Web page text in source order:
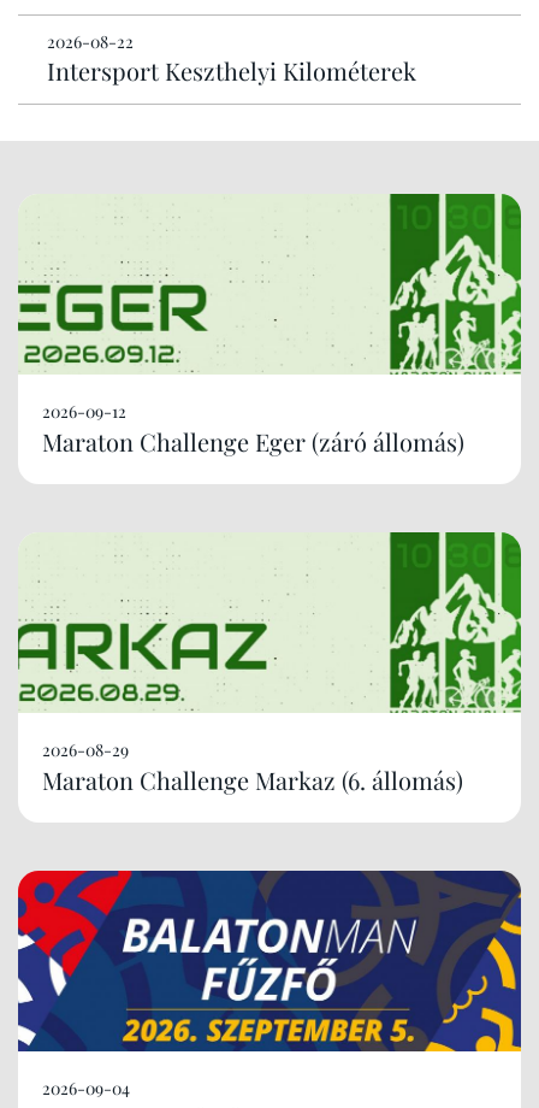
2026-08-22
Intersport Keszthelyi Kilométerek
2026-09-12
Maraton Challenge Eger (záró állomás)
2026-08-29
Maraton Challenge Markaz (6. állomás)
2026-09-04